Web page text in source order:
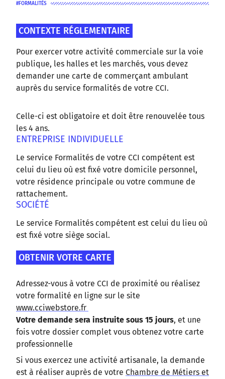
FORMALITÉS
CONTEXTE RÉGLEMENTAIRE
Pour exercer votre activité commerciale sur la voie
publique, les halles et les marchés, vous devez
demander une carte de commerçant ambulant
auprès du service formalités de votre CCI.
Celle-ci est obligatoire et doit être renouvelée tous
les 4 ans.
ENTREPRISE INDIVIDUELLE
Le service Formalités de votre CCI compétent est
celui du lieu où est fixé votre domicile personnel,
votre résidence principale ou votre commune de
rattachement.
SOCIÉTÉ
Le service Formalités compétent est celui du lieu où
est fixé votre siège social.
OBTENIR VOTRE CARTE
Adressez-vous à votre CCI de proximité ou réalisez
votre formalité en ligne sur le site
www.cciwebstore.fr
Votre demande sera instruite sous 15 jours, et une
fois votre dossier complet vous obtenez votre carte
professionnelle
Si vous exercez une activité artisanale, la demande
est à réaliser auprès de votre Chambre de Métiers et